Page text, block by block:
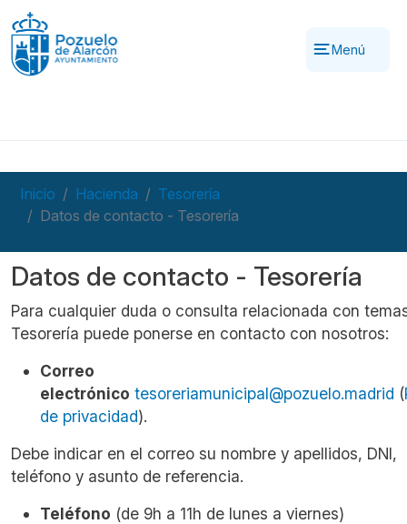
Pasar al contenido principal
Menú
Inicio Hacienda
Tesorería
Datos de contacto - Tesorería
Datos de contacto - Tesorería
Para cualquier duda o consulta relacionada con
Tesorería puede ponerse en contacto con nosotros:
Correo
electrónico tesoreriamunicipal@pozuelo.madrid (
de privacidad).
Debe indicar en el correo su nombre y apellidos, DNI,
teléfono y asunto de referencia.
Teléfono (de 9h a 11h de lunes a viernes)